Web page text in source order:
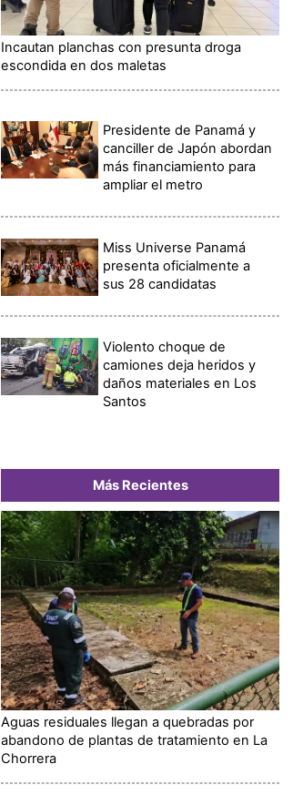
Incautan planchas con presunta droga
escondida en dos maletas
Presidente de Panamá y
canciller de Japón abordan
más financiamiento para
ampliar el metro
Miss Universe Panamá
presenta oficialmente a
sus 28 candidatas
Violento choque de
camiones deja heridos y
daños materiales en Los
Santos
Más Recientes
Aguas residuales llegan a quebradas por
abandono de plantas de tratamiento en La
Chorrera